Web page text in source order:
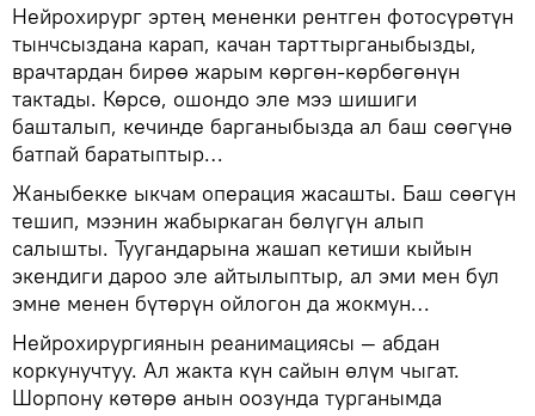
Нейрохирург эртең мененки рентген фотосүрөтүн
тынчсыздана карап, качан тарттырганыбызды,
врачтардан бирөө жарым көргөн-көрбөгөнүн
тактады. Көрсө, ошондо эле мээ шишиги
башталып, кечинде барганыбызда ал баш сөөгүнө
батпай баратыптыр…
Жаныбекке ыкчам операция жасашты. Баш сөөгүн
тешип, мээнин жабыркаган бөлүгүн алып
салышты. Туугандарына жашап кетиши кыйын
экендиги дароо эле айтылыптыр, ал эми мен бул
эмне менен бүтөрүн ойлогон да жокмун…
Нейрохирургиянын реанимациясы — абдан
коркунучтуу. Ал жакта күн сайын өлүм чыгат.
Шорпону көтөрө анын оозунда турганымда